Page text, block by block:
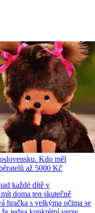
Kdo měl
až 5000 Kč
každé dítě v
doma ten skutečně
hračka s velkýma očima se